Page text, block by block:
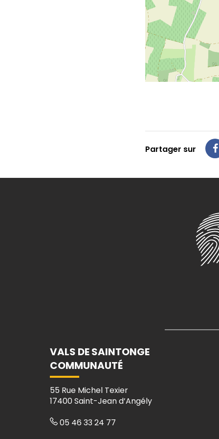
Partager sur
VALS DE SAINTONGE
COMMUNAUTÉ
55 Rue Michel Texier
17400 Saint-Jean d’Angély
05 46 33 24 77